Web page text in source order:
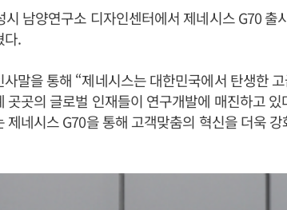
남양연구소 디자인센터에서 제네시스 G70 출
다.
말을 통해 “제네시스는 대한민국에서 탄생한
곳곳의 글로벌 인재들이 연구개발에 매진하고 있
네시스 G70을 통해 고객맞춤의 혁신을 더욱 강